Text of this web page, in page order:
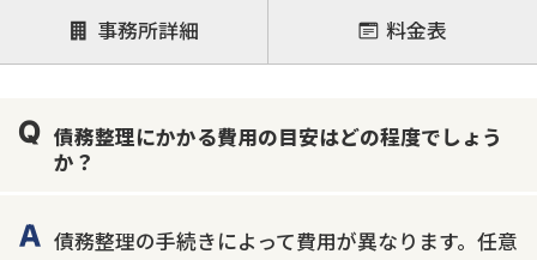
個人再生
時効援用
過払い金返還請求
会社破産・法人破産
事務所詳細 料金表
債務整理にかかる費用の目安はどの程度でしょう
か？
債務整理の手続きによって費用が異なります。任意